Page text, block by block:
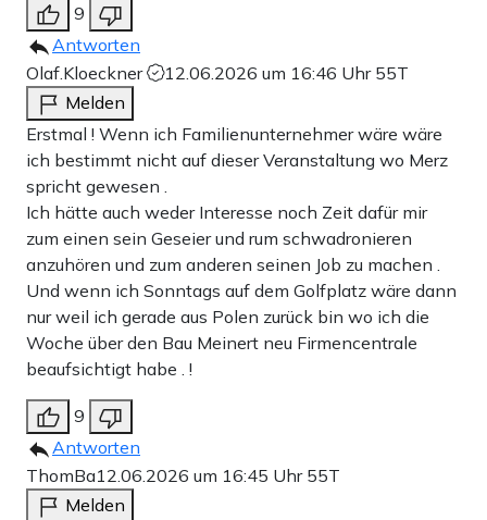
9
Antworten
Olaf.Kloeckner
12.06.2026 um 16:46 Uhr 55T
Melden
Erstmal ! Wenn ich Familienunternehmer wäre wäre
ich bestimmt nicht auf dieser Veranstaltung wo Merz
spricht gewesen .
Ich hätte auch weder Interesse noch Zeit dafür mir
zum einen sein Geseier und rum schwadronieren
anzuhören und zum anderen seinen Job zu machen .
Und wenn ich Sonntags auf dem Golfplatz wäre dann
nur weil ich gerade aus Polen zurück bin wo ich die
Woche über den Bau Meinert neu Firmencentrale
beaufsichtigt habe . !
9
Antworten
ThomBa12.06.2026 um 16:45 Uhr 55T
Melden